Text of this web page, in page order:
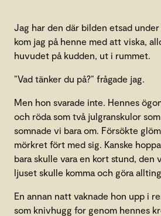
Jag har den där bilden etsad
kom jag på henne med att viska,
huvudet på kudden, ut i rummet.
”Vad tänker du på?” frågade jag.
Men hon svarade inte. Hennes
och röda som två julgranskulor
somnade vi bara om. Försökte
mörkret fört med sig. Kanske
bara skulle vara en kort stund, den
ljuset skulle komma och göra
En annan natt vaknade hon upp i
som knivhugg for genom hennes